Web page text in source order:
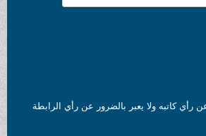
كاتبه ولا يعبر بالضرور عن رأي الرابطة